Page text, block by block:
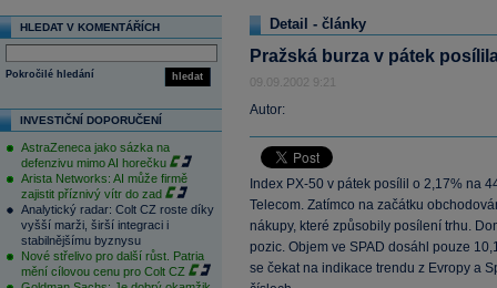
HLEDAT V KOMENTÁŘÍCH
hledat
Pokročilé hledání
INVESTIČNÍ DOPORUČENÍ
AstraZeneca jako sázka na
defenzivu mimo AI horečku
Arista Networks: AI může firmě
zajistit příznivý vítr do zad
Analytický radar: Colt CZ roste díky
vyšší marži, širší integraci i
stabilnějšímu byznysu
Nové střelivo pro další růst. Patria
mění cílovou cenu pro Colt CZ
Detail - články
Pražská burza v pátek
09.09.2002 9:21
Autor:
Index PX-50 v pátek posílil o 2,17% na
Telecom. Zatímco na začátku
nákupy, které způsobily posílení trhu.
pozic. Objem ve SPAD dosáhl pouze
se čekat na indikace trendu z Evropy a